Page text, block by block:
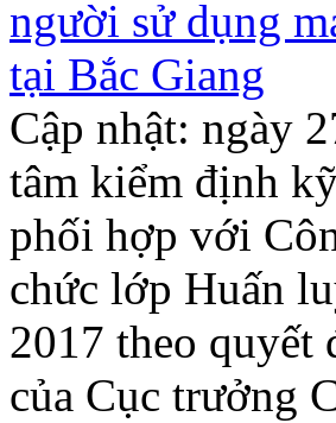
Cập nhật: ngày
tâm kiểm định
phối hợp với
chức lớp Huấn
2017 theo
của Cục trưởng